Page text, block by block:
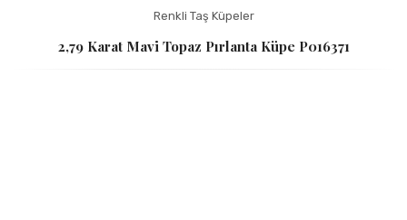
Renkli Taş Küpeler
2,79 Karat Mavi Topaz Pırlanta Küpe P016371